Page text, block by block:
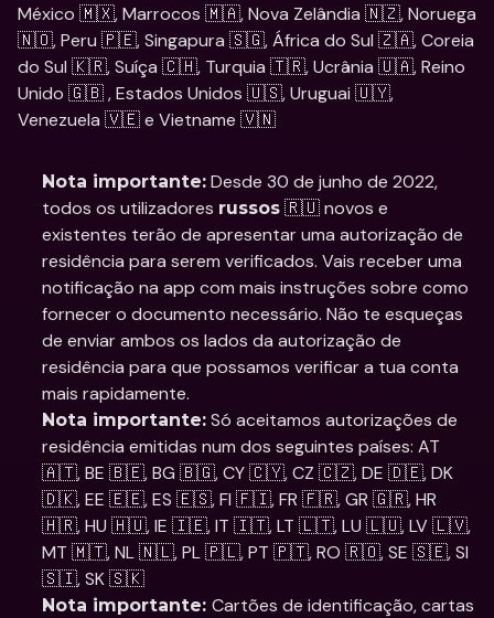
México 🇲🇽, Marrocos 🇲🇦, Nova Zelândia 🇳🇿, Noruega
🇳🇴, Peru 🇵🇪, Singapura 🇸🇬, África do Sul 🇿🇦, Coreia
do Sul 🇰🇷, Suíça 🇨🇭, Turquia 🇹🇷, Ucrânia 🇺🇦, Reino
Unido 🇬🇧 , Estados Unidos 🇺🇸, Uruguai 🇺🇾,
Venezuela 🇻🇪 e Vietname 🇻🇳
Nota importante: Desde 30 de junho de 2022,
todos os utilizadores russos 🇷🇺 novos e
existentes terão de apresentar uma autorização de
residência para serem verificados. Vais receber uma
notificação na app com mais instruções sobre como
fornecer o documento necessário. Não te esqueças
de enviar ambos os lados da autorização de
residência para que possamos verificar a tua conta
mais rapidamente.
Nota importante: Só aceitamos autorizações de
residência emitidas num dos seguintes países: AT
🇦🇹, BE 🇧🇪, BG 🇧🇬, CY 🇨🇾, CZ 🇨🇿, DE 🇩🇪, DK
🇩🇰, EE 🇪🇪, ES 🇪🇸, FI 🇫🇮, FR 🇫🇷, GR 🇬🇷, HR
🇭🇷, HU 🇭🇺, IE 🇮🇪, IT 🇮🇹, LT 🇱🇹, LU 🇱🇺, LV 🇱🇻,
MT 🇲🇹, NL 🇳🇱, PL 🇵🇱, PT 🇵🇹, RO 🇷🇴, SE 🇸🇪, SI
🇸🇮, SK 🇸🇰
Nota importante: Cartões de identificação, cartas